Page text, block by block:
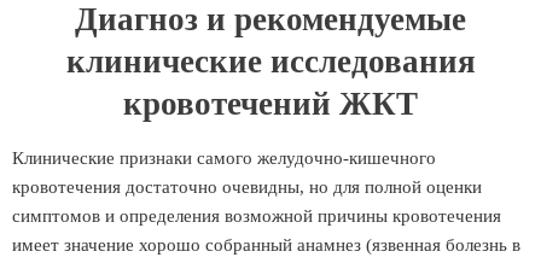
Диагноз и рекомендуемые
клинические исследования
кровотечений ЖКТ
Клинические признаки самого желудочно-кишечного
кровотечения достаточно очевидны, но для полной оценки
симптомов и определения возможной причины кровотечения
имеет значение хорошо собранный анамнез (язвенная болезнь в